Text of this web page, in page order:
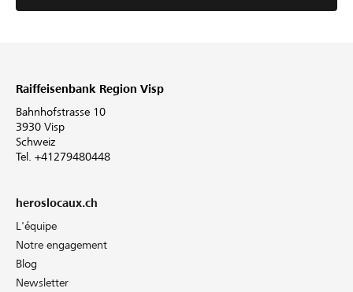
Raiffeisenbank Region Visp
Bahnhofstrasse 10
3930 Visp
Schweiz
Tel. +41279480448
heroslocaux.ch
L'équipe
Notre engagement
Blog
Newsletter